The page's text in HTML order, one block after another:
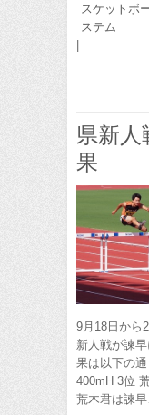
スケットボ
ステム
|
県新
果
9月18日から
新人戦が諫
果は以下の
400mH 3位
荒木君は諫早